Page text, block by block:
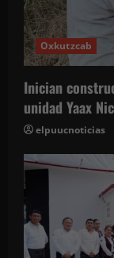
n
t
r
a
d
a
s
Oxkutzcab
Inician
unidad Yaax
elpuucnoticias